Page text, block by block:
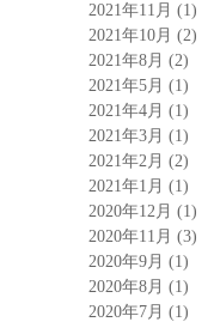
2021年11月 (1)
2021年10月 (2)
2021年8月 (2)
2021年5月 (1)
2021年4月 (1)
2021年3月 (1)
2021年2月 (2)
2021年1月 (1)
2020年12月 (1)
2020年11月 (3)
2020年9月 (1)
2020年8月 (1)
2020年7月 (1)